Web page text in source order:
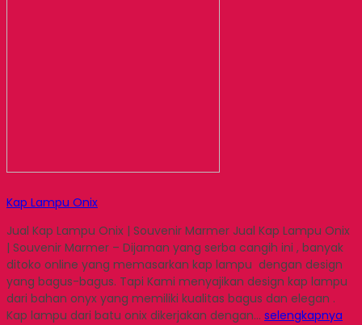
Kap Lampu Onix
Jual Kap Lampu Onix | Souvenir Marmer Jual Kap Lampu Onix
| Souvenir Marmer – Dijaman yang serba cangih ini , banyak
ditoko online yang memasarkan kap lampu dengan design
yang bagus-bagus. Tapi Kami menyajikan design kap lampu
dari bahan onyx yang memiliki kualitas bagus dan elegan .
Kap lampu dari batu onix dikerjakan dengan… selengkapnya